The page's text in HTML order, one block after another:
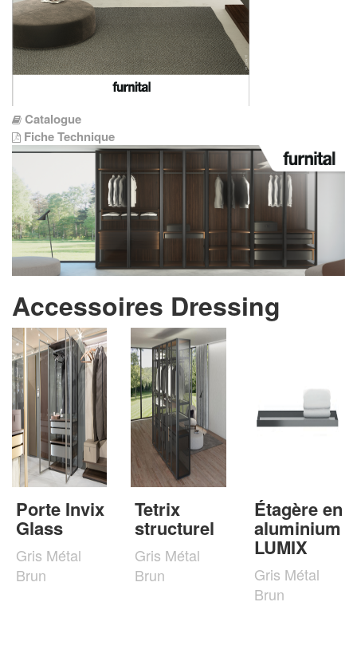
Catalogue
Fiche Technique
Accessoires Dressing
Porte Invix
Glass
Gris Métal
Brun
Tetrix
structurel
Gris Métal
Brun
Étagère en
aluminium
LUMIX
Gris Métal
Brun